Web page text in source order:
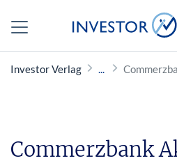
Investor Verlag
Commerzbank